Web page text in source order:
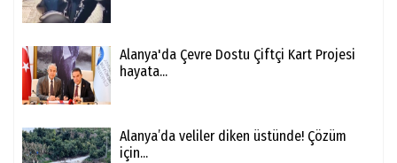
Alanya'da Çevre Dostu Çiftçi Kart Projesi
hayata...
Alanya’da veliler diken üstünde! Çözüm
için...